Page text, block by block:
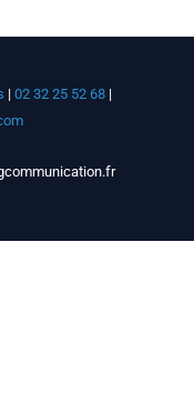
| 02 32 25 52 68|